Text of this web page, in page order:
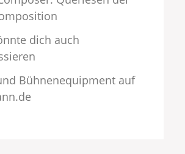
dich auch
Bühnenequipment auf